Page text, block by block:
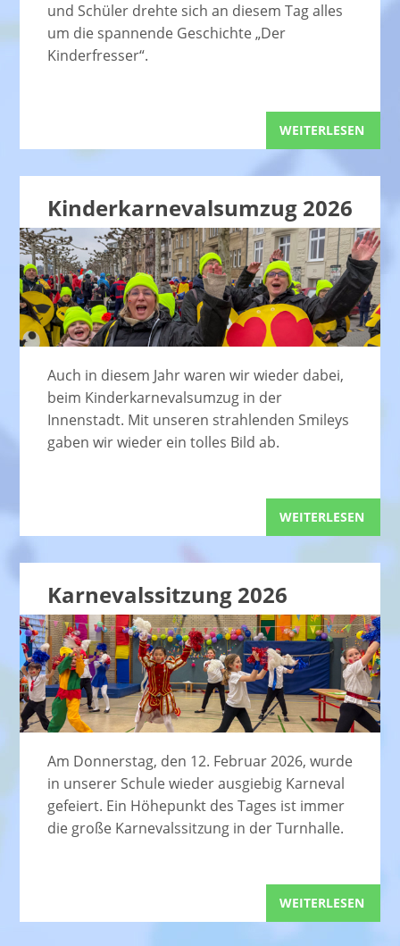
und Schüler drehte sich an diesem Tag alles
um die spannende Geschichte „Der
Kinderfresser“.
WEITERLESEN
Kinderkarnevalsumzug 2026
Auch in diesem Jahr waren wir wieder dabei,
beim Kinderkarnevalsumzug in der
Innenstadt. Mit unseren strahlenden Smileys
gaben wir wieder ein tolles Bild ab.
WEITERLESEN
Karnevalssitzung 2026
Am Donnerstag, den 12. Februar 2026, wurde
in unserer Schule wieder ausgiebig Karneval
gefeiert. Ein Höhepunkt des Tages ist immer
die große Karnevalssitzung in der Turnhalle.
WEITERLESEN